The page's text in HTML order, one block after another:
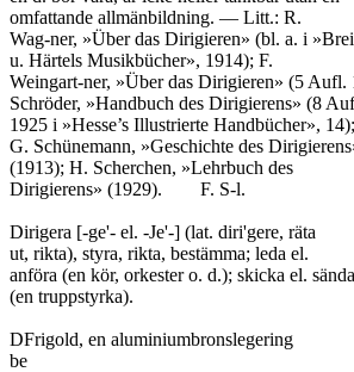
omfattande allmänbildning. — Litt.: R.
Wag-ner, »Über das Dirigieren» (bl. a. i
u. Härtels Musikbücher», 1914); F.
Weingart-ner, »Über das Dirigieren» (5 Aufl.
Schröder, »Handbuch des Dirigierens» (8
1925 i »Hesse’s Illustrierte Handbücher», 14);
G. Schünemann, »Geschichte des
(1913); H. Scherchen, »Lehrbuch des
Dirigierens» (1929).	F. S-l.
Dirigera [-ge'- el. -Je'-] (lat. diri'gere, räta
ut, rikta), styra, rikta, bestämma; leda el.
anföra (en kör, orkester o. d.); skicka el. sända
(en truppstyrka).
DFrigold, en aluminiumbronslegering
be